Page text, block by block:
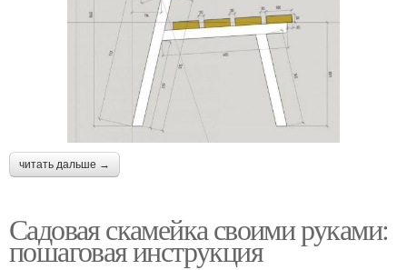
читать дальше →
Садовая скамейка своими руками:
пошаговая инструкция